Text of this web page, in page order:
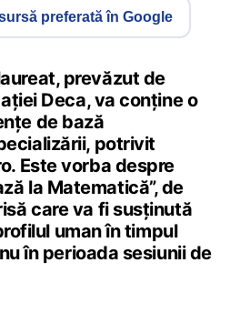
preferată în Google
prevăzut de
Deca, va conține o
de bază
potrivit
Este vorba despre
la Matematică”, de
care va fi susținută
uman în timpul
în perioada sesiunii de